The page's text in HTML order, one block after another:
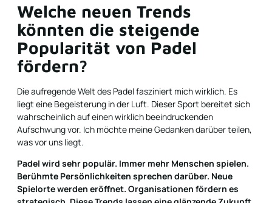
Welche neuen Trends
könnten die steigende
Popularität von Padel
fördern?
Die aufregende Welt des Padel fasziniert mich wirklich. Es
liegt eine Begeisterung in der Luft. Dieser Sport bereitet sich
wahrscheinlich auf einen wirklich beeindruckenden
Aufschwung vor. Ich möchte meine Gedanken darüber teilen,
was vor uns liegt.
Padel wird sehr populär. Immer mehr Menschen spielen.
Berühmte Persönlichkeiten sprechen darüber. Neue
Spielorte werden eröffnet. Organisationen fördern es